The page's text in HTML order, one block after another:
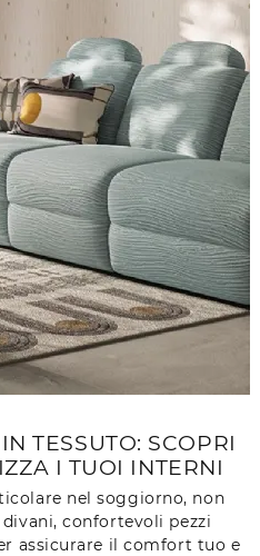
TESSUTO: SCOPRI
I TUOI INTERNI
nel soggiorno, non
confortevoli pezzi
assicurare il comfort tuo e